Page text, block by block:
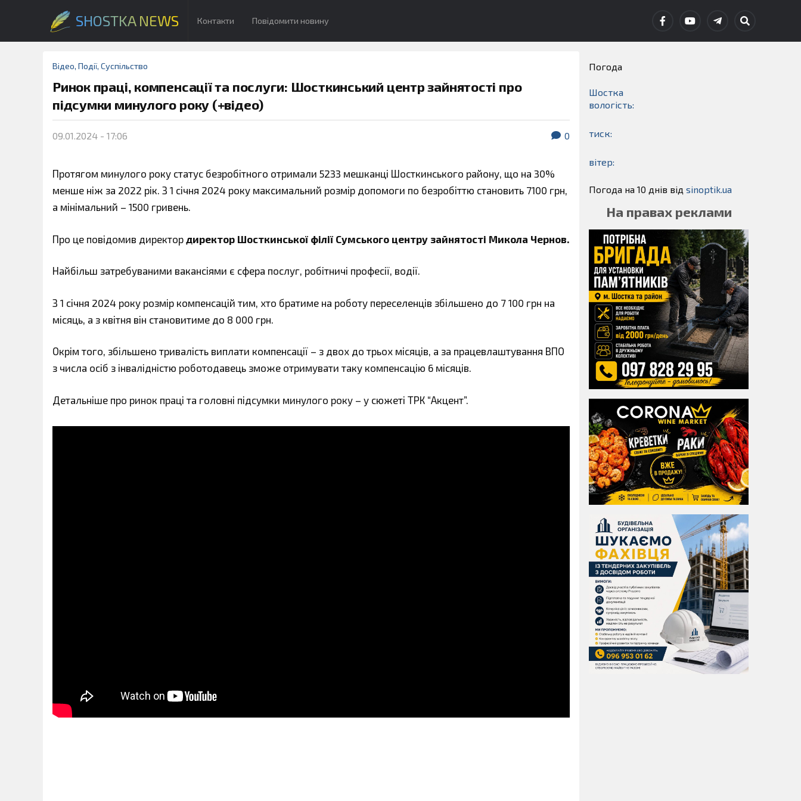
SHOSTKA NEWS Контакти Повідомити новину
Відео, Події, Суспільство
Ринок праці, компенсації та послуги: Шосткинський центр зайнятості про
підсумки минулого року (+відео)
09.01.2024 - 17:06 0
Протягом минулого року статус безробітного отримали 5233 мешканці Шосткинського району, що на 30%
менше ніж за 2022 рік. З 1 січня 2024 року максимальний розмір допомоги по безробіттю становить 7100 грн,
а мінімальний – 1500 гривень.
Про це повідомив директор директор Шосткинської філії Сумського центру зайнятості Микола Чернов.
Найбільш затребуваними вакансіями є сфера послуг, робітничі професії, водії.
З 1 січня 2024 року розмір компенсацій тим, хто братиме на роботу переселенців збільшено до 7 100 грн на
місяць, а з квітня він становитиме до 8 000 грн.
Окрім того, збільшено тривалість виплати компенсації – з двох до трьох місяців, а за працевлаштування ВПО
з числа осіб з інвалідністю роботодавець зможе отримувати таку компенсацію 6 місяців.
Детальніше про ринок праці та головні підсумки минулого року – у сюжеті ТРК “Акцент”.
Погода
Шостка
вологість:
тиск:
вітер:
Погода на 10 днів від sinoptik.ua
На правах реклами